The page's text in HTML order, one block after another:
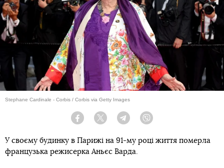
Stephane Cardinale - Corbis / Corbis via Getty Images
Facebook Twitter Telegram
У своєму будинку в Парижі на 91-му році життя померла
французька режисерка Аньєс Варда.